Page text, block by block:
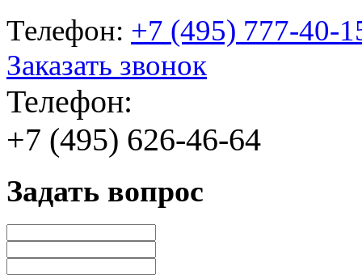
Телефон: +7 (495) 777-40-
Заказать звонок
Телефон:
+7 (495) 626-46-64
Задать вопрос